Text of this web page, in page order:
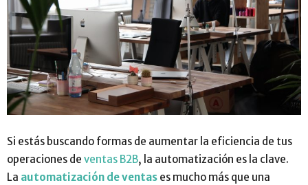
Si estás buscando formas de aumentar la eficiencia de tus
operaciones de ventas B2B, la automatización es la clave.
La automatización de ventas es mucho más que una